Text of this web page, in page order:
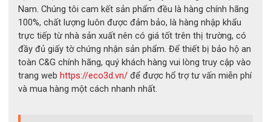
Nam. Chúng tôi cam kết sản phẩm đều là hàng chính hãng
100%, chất lượng luôn được đảm bảo, là hàng nhập khẩu
trực tiếp từ nhà sản xuất nên có giá tốt trên thị trường, có
đầy đủ giấy tờ chứng nhận sản phẩm. Để thiết bị bảo hộ an
toàn C&G chính hãng, quý khách hàng vui lòng truy cập vào
trang web https://eco3d.vn/ để được hổ trợ tư vấn miễn phí
và mua hàng một cách nhanh nhất.